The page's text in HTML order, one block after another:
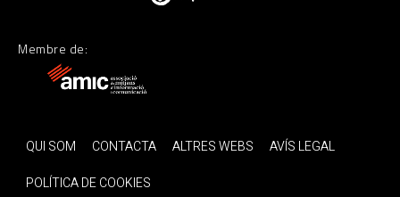
Membre de:
QUI SOM CONTACTA ALTRES WEBS
AVÍS LEGAL
POLÍTICA DE COOKIES